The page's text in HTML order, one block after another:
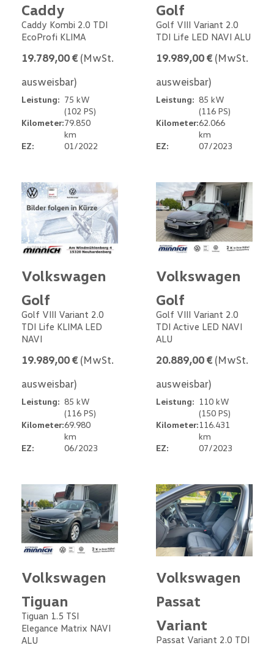
Caddy
Caddy Kombi 2.0 TDI
EcoProfi KLIMA
19.789,00 € (MwSt.
ausweisbar)
Leistung: 75 kW
(102 PS)
Kilometer:79.850
km
EZ:
01/2022
Golf
Golf VIII Variant 2.0
TDI Life LED NAVI ALU
19.989,00 € (MwSt.
ausweisbar)
Leistung: 85 kW
(116 PS)
Kilometer:62.066
km
EZ:
07/2023
Volkswagen
Golf
Golf VIII Variant 2.0
TDI Life KLIMA LED
NAVI
19.989,00 € (MwSt.
ausweisbar)
Leistung: 85 kW
(116 PS)
Kilometer:69.980
km
EZ:
06/2023
Volkswagen
Golf
Golf VIII Variant 2.0
TDI Active LED NAVI
ALU
20.889,00 € (MwSt.
ausweisbar)
Leistung: 110 kW
(150 PS)
Kilometer:116.431
km
EZ:
07/2023
Volkswagen
Tiguan
Tiguan 1.5 TSI
Elegance Matrix NAVI
ALU
Volkswagen
Passat
Variant
Passat Variant 2.0 TDI